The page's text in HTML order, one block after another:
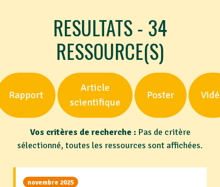
RESULTATS - 34
RESSOURCE(S)
Rapport
Article
scientifique
Poster
Vos critères de recherche : Pas de critère
sélectionné, toutes les ressources sont affichées.
novembre 2025